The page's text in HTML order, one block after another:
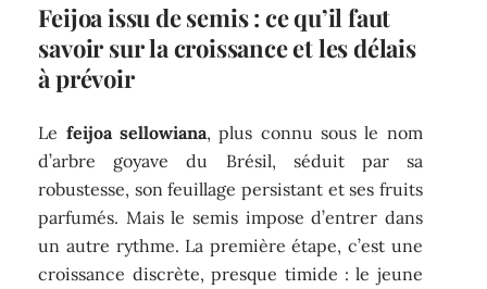
Feijoa issu de semis : ce qu’il faut
savoir sur la croissance et les délais
à prévoir
Le feijoa sellowiana, plus connu sous le nom
d’arbre goyave du Brésil, séduit par sa
robustesse, son feuillage persistant et ses fruits
parfumés. Mais le semis impose d’entrer dans
un autre rythme. La première étape, c’est une
croissance discrète, presque timide : le jeune